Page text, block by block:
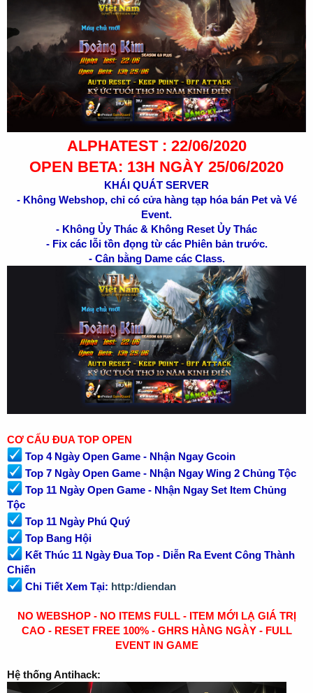
ALPHATEST : 22/06/2020
OPEN BETA: 13H NGÀY 25/06/2020
KHÁI QUÁT SERVER
- Không Webshop, chỉ có cửa hàng tạp hóa bán Pet và Vé
Event.
- Không Ủy Thác & Không Reset Ủy Thác
- Fix các lỗi tồn đọng từ các Phiên bản trước.
- Cân bằng Dame các Class.
CƠ CẤU ĐUA TOP OPEN
Top 4 Ngày Open Game - Nhận Ngay Gcoin
Top 7 Ngày Open Game - Nhận Ngay Wing 2 Chủng Tộc
Top 11 Ngày Open Game - Nhận Ngay Set Item Chủng
Tộc
Top 11 Ngày Phú Quý
Top Bang Hội
Kết Thúc 11 Ngày Đua Top - Diễn Ra Event Công Thành
Chiến
Chi Tiết Xem Tại: http:/diendan
NO WEBSHOP - NO ITEMS FULL - ITEM MỚI LẠ GIÁ TRỊ
CAO - RESET FREE 100% - GHRS HÀNG NGÀY - FULL
EVENT IN GAME
Hệ thống Antihack: